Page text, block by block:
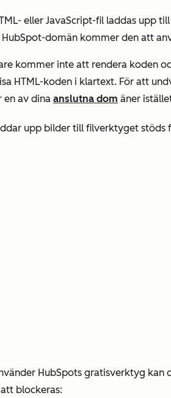
eller JavaScript-fil laddas upp
domän kommer den att
kommer inte att rendera koden
HTML-koden i klartext. För att
en av dina anslutna dom äner
upp bilder till filverktyget stöds
HubSpots gratisverktyg kan
blockeras: